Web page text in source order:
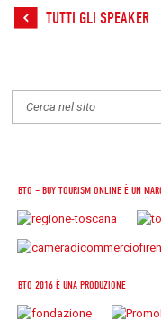
TUTTI GLI SPEAKER
BTO – BUY TOURISM ONLINE È UN
BTO 2016 È UNA PRODUZIONE